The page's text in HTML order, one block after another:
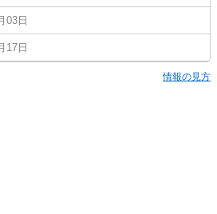
03日
17日
情報の見方